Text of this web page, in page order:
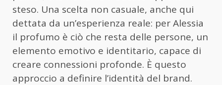
steso. Una scelta non casuale, anche qui
dettata da un’esperienza reale: per Alessia
il profumo è ciò che resta delle persone, un
elemento emotivo e identitario, capace di
creare connessioni profonde. È questo
approccio a definire l’identità del brand.